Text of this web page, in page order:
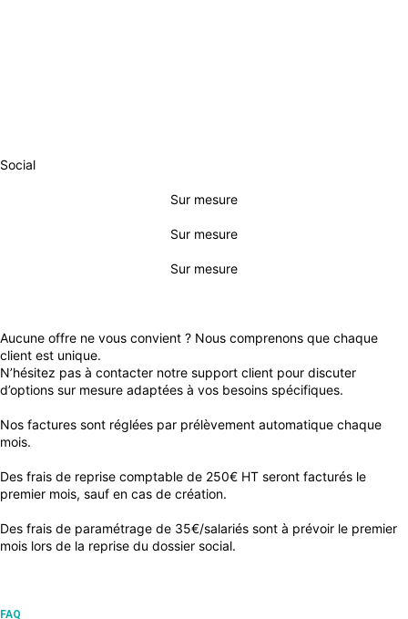
Social
Sur mesure
Sur mesure
Sur mesure
Aucune offre ne vous convient ? Nous comprenons que chaque
client est unique.
N’hésitez pas à contacter notre support client pour discuter
d’options sur mesure adaptées à vos besoins spécifiques.
Nos factures sont réglées par prélèvement automatique chaque
mois.
Des frais de reprise comptable de 250€ HT seront facturés le
premier mois, sauf en cas de création.
Des frais de paramétrage de 35€/salariés sont à prévoir le premier
mois lors de la reprise du dossier social.
FAQ